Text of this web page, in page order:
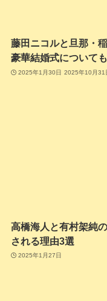
藤田ニコルと旦那・
豪華結婚式についても
2025年1月30日 2025年10月31
高橋海人と有村架純
される理由3選
2025年1月27日